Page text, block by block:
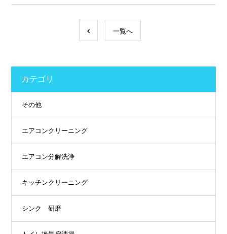
一覧へ
カテゴリ
その他
エアコンクリーニング
エアコン分解洗浄
キッチンクリーニング
シンク 研磨